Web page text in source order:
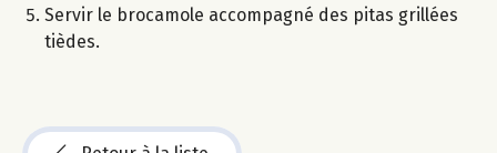
Servir le brocamole accompagné des pitas grillées
tièdes.